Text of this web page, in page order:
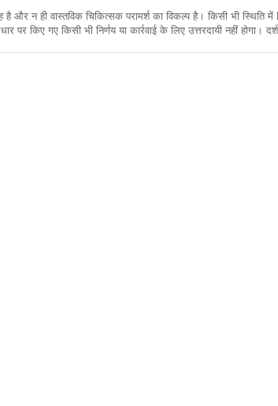
और न ही वास्तविक चिकित्सक परामर्श का विकल्प है। किसी भी स्थिति
गए किसी भी निर्णय या कार्रवाई के लिए उत्तरदायी नहीं होगा।